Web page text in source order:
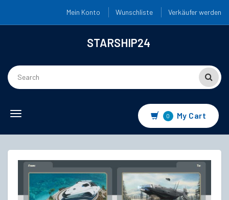
Mein Konto Wunschliste Verkäufer werden
STARSHIP24
Toggle
0 My Cart